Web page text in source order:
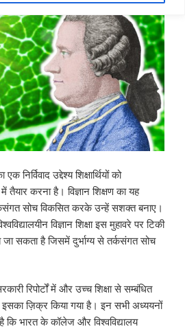
निर्विवाद उद्देश्य शिक्षार्थियों को
करना है। विज्ञान शिक्षण का यह
तर्कसंगत सोच विकसित करके उन्हें सशक्त बनाए।
विज्ञान शिक्षा इस मुहावरे पर टिकी
जा सकता है जिसमें दुर्भाग्य से तर्कसंगत सोच
रिपोर्टों में और उच्च शिक्षा से सम्बंधित
ज़िक्र किया गया है। इन सभी अध्ययनों
कि भारत के कॉलेज और विश्वविद्यालय